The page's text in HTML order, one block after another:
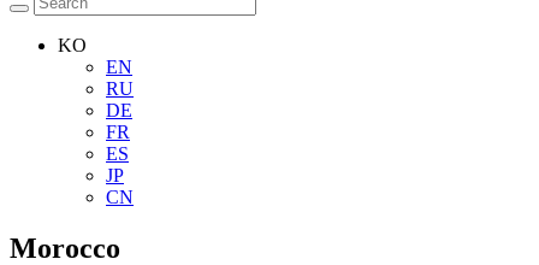
KO
EN
RU
DE
FR
ES
JP
CN
Morocco